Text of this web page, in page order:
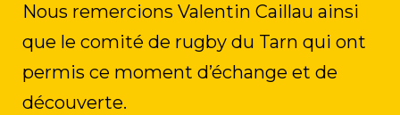
Nous remercions Valentin Caillau ainsi
que le comité de rugby du Tarn qui ont
permis ce moment d’échange et de
découverte.